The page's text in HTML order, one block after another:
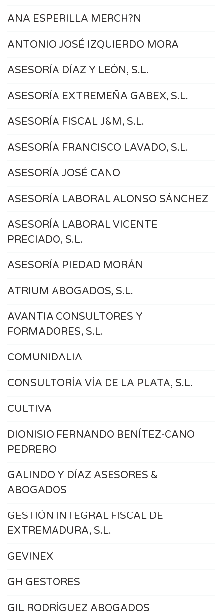
ANA ESPERILLA MERCH?N
ANTONIO JOSÉ IZQUIERDO MORA
ASESORÍA DÍAZ Y LEÓN, S.L.
ASESORÍA EXTREMEÑA GABEX, S.L.
ASESORÍA FISCAL J&M, S.L.
ASESORÍA FRANCISCO LAVADO, S.L.
ASESORÍA JOSÉ CANO
ASESORÍA LABORAL ALONSO SÁNCHEZ
ASESORÍA LABORAL VICENTE
PRECIADO, S.L.
ASESORÍA PIEDAD MORÁN
ATRIUM ABOGADOS, S.L.
AVANTIA CONSULTORES Y
FORMADORES, S.L.
COMUNIDALIA
CONSULTORÍA VÍA DE LA PLATA, S.L.
CULTIVA
DIONISIO FERNANDO BENÍTEZ-CANO
PEDRERO
GALINDO Y DÍAZ ASESORES &
ABOGADOS
GESTIÓN INTEGRAL FISCAL DE
EXTREMADURA, S.L.
GEVINEX
GH GESTORES
GIL RODRÍGUEZ ABOGADOS